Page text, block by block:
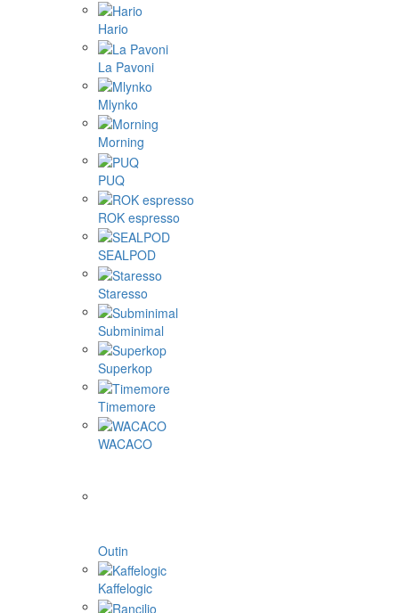
Hario
La Pavoni
Mlynko
Morning
PUQ
ROK espresso
SEALPOD
Staresso
Subminimal
Superkop
Timemore
WACACO
Outin
Kaffelogic